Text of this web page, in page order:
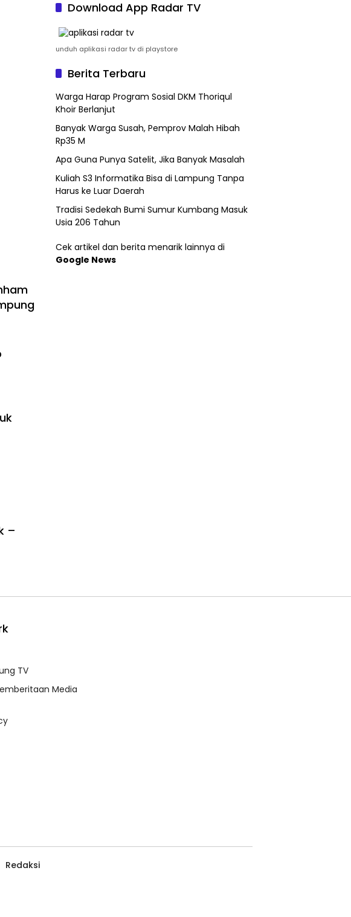
–
Download App Radar TV
unduh aplikasi radar tv di playstore
Berita Terbaru
Warga Harap Program Sosial DKM Thoriqul
Khoir Berlanjut
Banyak Warga Susah, Pemprov Malah Hibah
Rp35 M
Apa Guna Punya Satelit, Jika Banyak Masalah
Kuliah S3 Informatika Bisa di Lampung Tanpa
Harus ke Luar Daerah
Tradisi Sedekah Bumi Sumur Kumbang Masuk
Usia 206 Tahun
Cek artikel dan berita menarik lainnya di
Google News
TV
Media
Redaksi